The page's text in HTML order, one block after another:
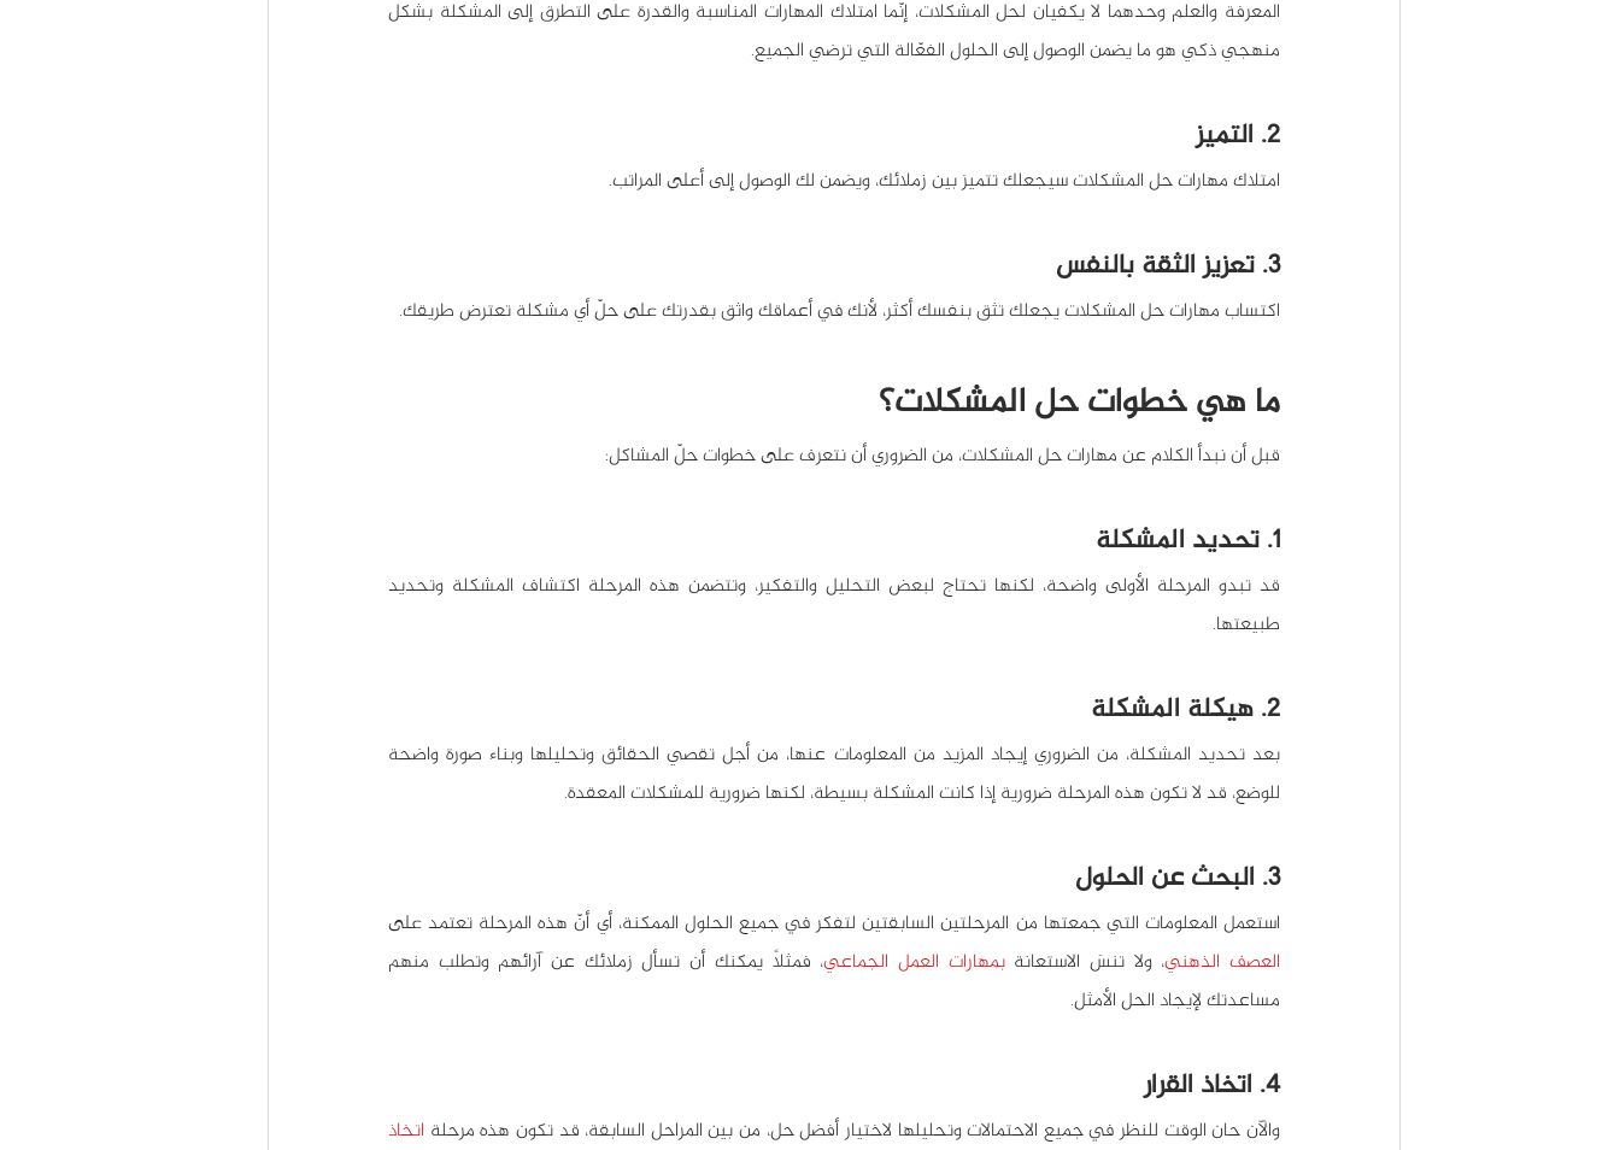
منهجي ذكي هو ما يضمن الوصول إلى الحلول الفعّالة التي ترضي الجميع.
2. التميز
امتلاك مهارات حل المشكلات سيجعلك تتميز بين زملائك، ويضمن لك الوصول إلى أعلى المراتب.
3. تعزيز الثقة بالنفس
اكتساب مهارات حل المشكلات يجعلك تثق بنفسك أكثر، لأنك في أعماقك واثق بقدرتك على حلّ أي مشكلة تعترض طريقك.
ما هي خطوات حل المشكلات؟
قبل أن نبدأ الكلام عن مهارات حل المشكلات، من الضروري أن نتعرف على خطوات حلّ المشاكل:
1. تحديد المشكلة
طبيعتها.
2. هيكلة المشكلة
للوضع، قد لا تكون هذه المرحلة ضرورية إذا كانت المشكلة بسيطة، لكنها ضرورية للمشكلات المعقدة.
3. البحث عن الحلول
استعمل المعلومات التي جمعتها من المرحلتين السابقتين لتفكر في جميع الحلول الممكنة، أي أنّ هذه المرحلة تعتمد على
العصف الذهني، ولا تنسَ الاستعانة بمهارات العمل الجماعي
مساعدتك لإيجاد الحل الأمثل.
4. اتخاذ القرار
والآن حان الوقت للنظر في جميع الاحتمالات وتحليلها لاختيار أفضل حل، من بين المراحل السابقة، قد تكون هذه مرحلة